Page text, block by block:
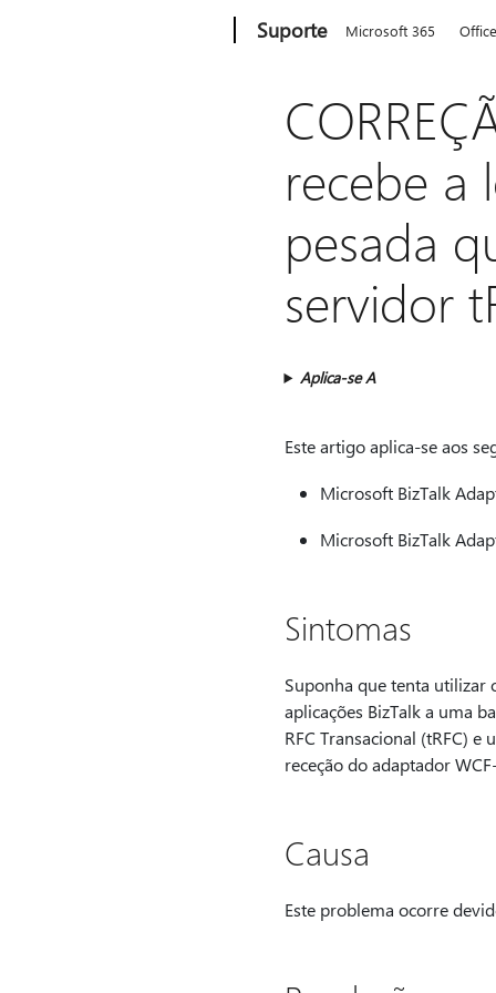
Suporte Microsoft 365
recebe a
pesada
servidor
Aplica-se A
Este artigo aplica-se aos
Microsoft BizTalk
Microsoft BizTalk
Sintomas
Suponha que tenta utilizar
aplicações BizTalk a uma
RFC Transacional (tRFC)
receção do adaptador
Causa
Este problema ocorre